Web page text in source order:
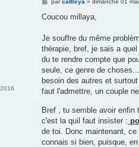
s
g
Coucou millaya,
Je souffre du même
thérapie, bref, je sais a
du te rendre compte que
seule, ce genre de
besoin des autres et
faut l'admettre, un couple
Bref , tu semble avoir enfin
c'est la quil faut insister :
de toi. Donc maintenant,
connais si bien, puisque,